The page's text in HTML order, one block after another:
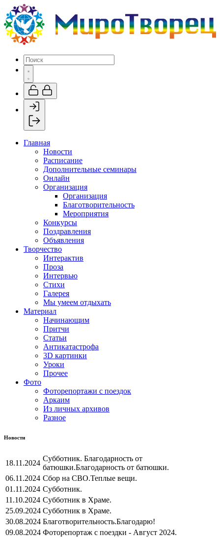
Главная
Новости
Расписание
Дополнительные семинары
Онлайн
Организация
Организация
Благотворительность
Мероприятия
Конкурсы
Поздравления
Объявления
Творчество
Интерактив
Проза
Интервью
Стихи
Галерея
Мы умеем отдыхать
Материал
Начинающим
Притчи
Статьи
Антикатастрофа
3D картинки
Уроки
Прочее
Фото
Фоторепортажи с поездок
Аркаим
Из личных архивов
Разное
Новости
18.11.2024
Субботник. Благодарность от
батюшки.Благодарность от батюшки.
06.11.2024 Сбор на СВО.Теплые вещи.
01.11.2024 Субботник.
11.10.2024 Субботник в Храме.
25.09.2024 Субботник в Храме.
30.08.2024 Благотворительность.Благодарю!
09.08.2024 Фоторепортаж с поездки - Август 2024.